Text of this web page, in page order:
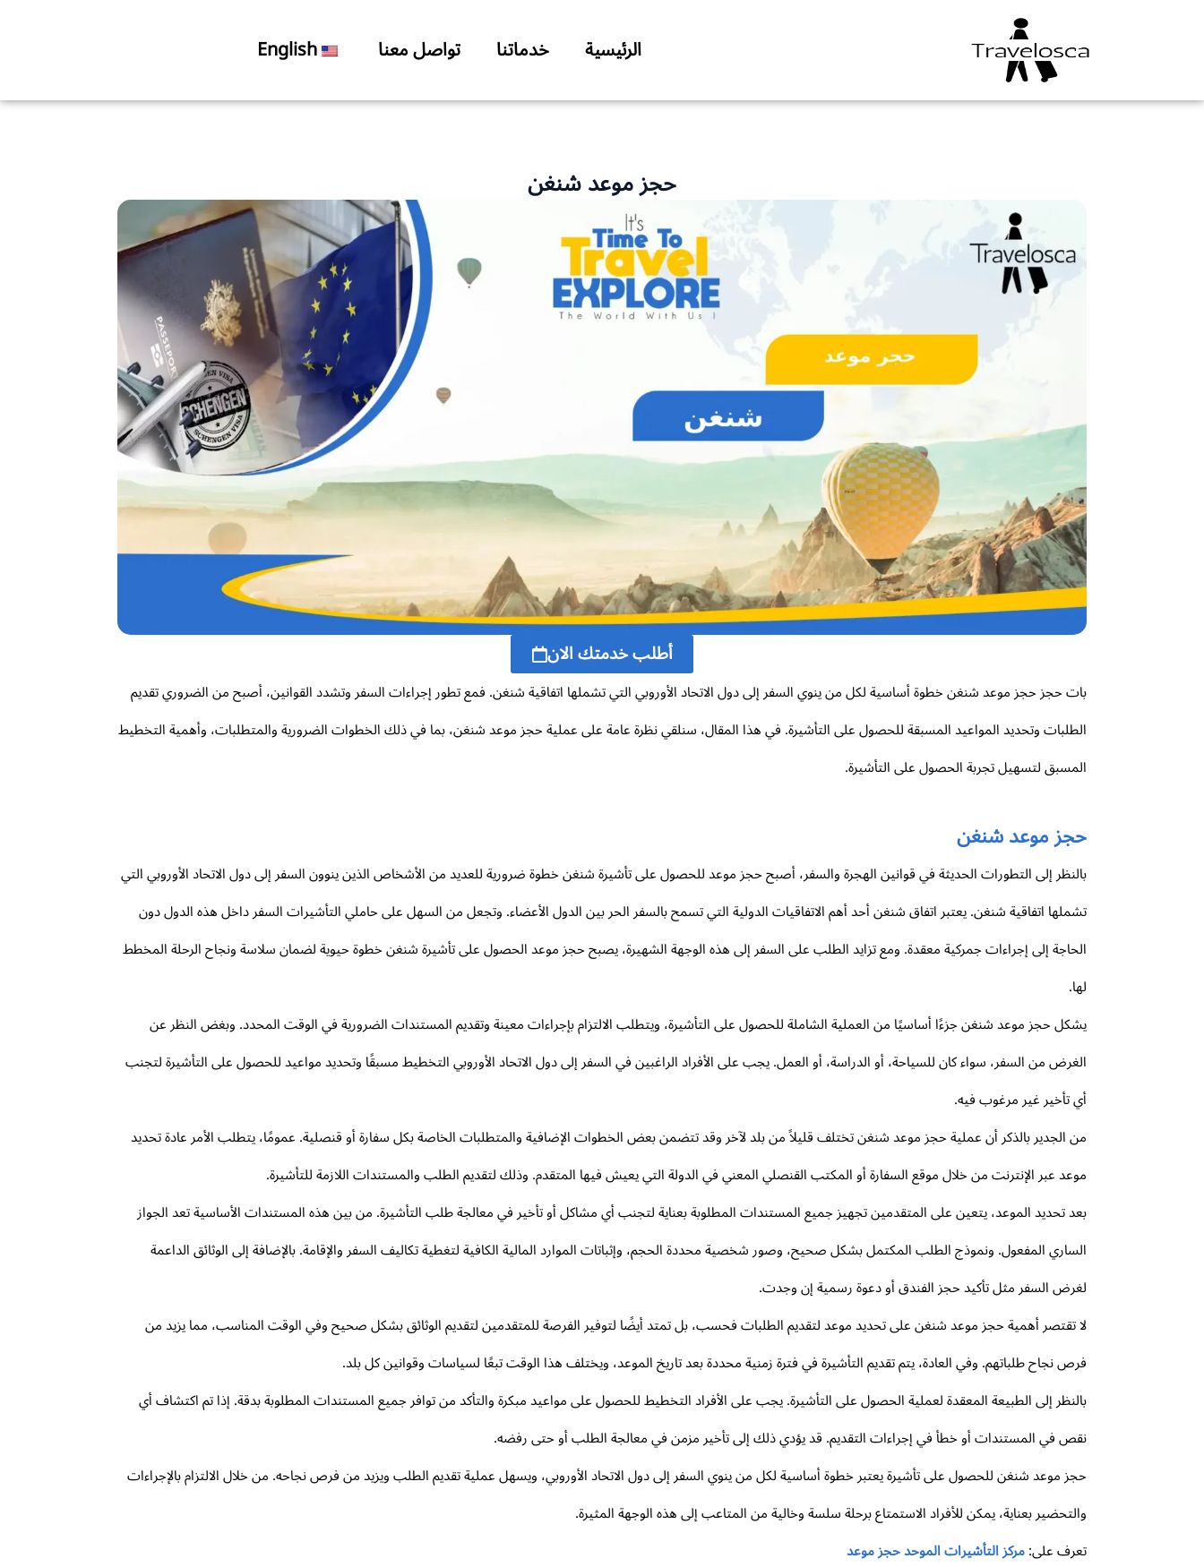
الرئيسية خدماتنا تواصل معنا English
حجز موعد شنغن
أطلب خدمتك الان
بات حجز حجز موعد شنغن خطوة أساسية لكل من ينوي السفر إلى دول الاتحاد الأوروبي التي تشملها اتفاقية شنغن. فمع تطور إجراءات السفر وتشدد القوانين، أصبح من الضروري تقديم
الطلبات وتحديد المواعيد المسبقة للحصول على التأشيرة. في هذا المقال، سنلقي نظرة عامة على عملية حجز موعد شنغن، بما في ذلك الخطوات الضرورية والمتطلبات، وأهمية التخطيط
المسبق لتسهيل تجربة الحصول على التأشيرة.
حجز موعد شنغن
بالنظر إلى التطورات الحديثة في قوانين الهجرة والسفر، أصبح حجز موعد للحصول على تأشيرة شنغن خطوة ضرورية للعديد من الأشخاص الذين ينوون السفر إلى دول الاتحاد الأوروبي التي
تشملها اتفاقية شنغن. يعتبر اتفاق شنغن أحد أهم الاتفاقيات الدولية التي تسمح بالسفر الحر بين الدول الأعضاء. وتجعل من السهل على حاملي التأشيرات السفر داخل هذه الدول دون
الحاجة إلى إجراءات جمركية معقدة. ومع تزايد الطلب على السفر إلى هذه الوجهة الشهيرة، يصبح حجز موعد الحصول على تأشيرة شنغن خطوة حيوية لضمان سلاسة ونجاح الرحلة المخطط
لها.
يشكل حجز موعد شنغن جزءًا أساسيًا من العملية الشاملة للحصول على التأشيرة، ويتطلب الالتزام بإجراءات معينة وتقديم المستندات الضرورية في الوقت المحدد. وبغض النظر عن
الغرض من السفر، سواء كان للسياحة، أو الدراسة، أو العمل. يجب على الأفراد الراغبين في السفر إلى دول الاتحاد الأوروبي التخطيط مسبقًا وتحديد مواعيد للحصول على التأشيرة لتجنب
أي تأخير غير مرغوب فيه.
من الجدير بالذكر أن عملية حجز موعد شنغن تختلف قليلاً من بلد لآخر وقد تتضمن بعض الخطوات الإضافية والمتطلبات الخاصة بكل سفارة أو قنصلية. عمومًا، يتطلب الأمر عادة تحديد
موعد عبر الإنترنت من خلال موقع السفارة أو المكتب القنصلي المعني في الدولة التي يعيش فيها المتقدم. وذلك لتقديم الطلب والمستندات اللازمة للتأشيرة.
بعد تحديد الموعد، يتعين على المتقدمين تجهيز جميع المستندات المطلوبة بعناية لتجنب أي مشاكل أو تأخير في معالجة طلب التأشيرة. من بين هذه المستندات الأساسية تعد الجواز
الساري المفعول. ونموذج الطلب المكتمل بشكل صحيح، وصور شخصية محددة الحجم، وإثباتات الموارد المالية الكافية لتغطية تكاليف السفر والإقامة. بالإضافة إلى الوثائق الداعمة
لغرض السفر مثل تأكيد حجز الفندق أو دعوة رسمية إن وجدت.
لا تقتصر أهمية حجز موعد شنغن على تحديد موعد لتقديم الطلبات فحسب، بل تمتد أيضًا لتوفير الفرصة للمتقدمين لتقديم الوثائق بشكل صحيح وفي الوقت المناسب، مما يزيد من
فرص نجاح طلباتهم. وفي العادة، يتم تقديم التأشيرة في فترة زمنية محددة بعد تاريخ الموعد، ويختلف هذا الوقت تبعًا لسياسات وقوانين كل بلد.
بالنظر إلى الطبيعة المعقدة لعملية الحصول على التأشيرة. يجب على الأفراد التخطيط للحصول على مواعيد مبكرة والتأكد من توافر جميع المستندات المطلوبة بدقة. إذا تم اكتشاف أي
نقص في المستندات أو خطأ في إجراءات التقديم. قد يؤدي ذلك إلى تأخير مزمن في معالجة الطلب أو حتى رفضه.
حجز موعد شنغن للحصول على تأشيرة يعتبر خطوة أساسية لكل من ينوي السفر إلى دول الاتحاد الأوروبي، ويسهل عملية تقديم الطلب ويزيد من فرص نجاحه. من خلال الالتزام بالإجراءات
والتحضير بعناية، يمكن للأفراد الاستمتاع برحلة سلسة وخالية من المتاعب إلى هذه الوجهة المثيرة.
تعرف على:مركز التأشيرات الموحد حجز موعد